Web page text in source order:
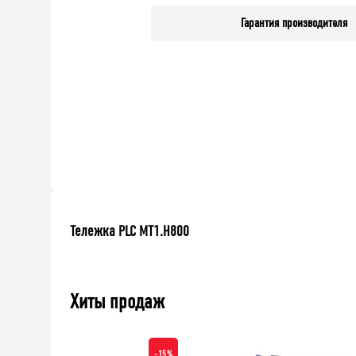
Гарантия производителя
Тележка PLC МT1.H800
Хиты продаж